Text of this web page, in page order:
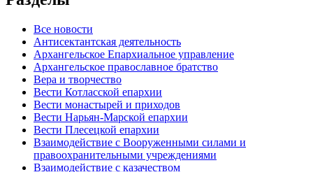
Все новости
Антисектантская деятельность
Архангельское Епархиальное управление
Архангельское православное братство
Вера и творчество
Вести Котласской епархии
Вести монастырей и приходов
Вести Нарьян-Марской епархии
Вести Плесецкой епархии
Взаимодействие с Вооруженными силами и
правоохранительными учреждениями
Взаимодействие с казачеством